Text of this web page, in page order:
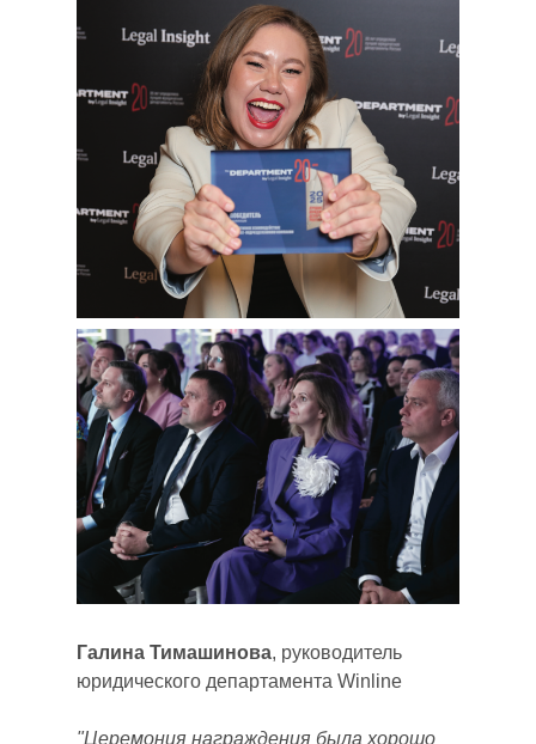
Галина Тимашинова, руководитель
юридического департамента Winline
"Церемония награждения была хорошо